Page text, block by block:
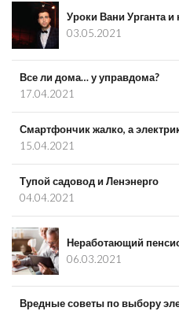
Уроки Вани Урганта и
03.05.2021
Все ли дома… у управдома?
17.04.2021
Смартфончик жалко, а
15.04.2021
Тупой садовод и Ленэнерго
04.04.2021
Неработающий
06.03.2021
Вредные советы по выбору